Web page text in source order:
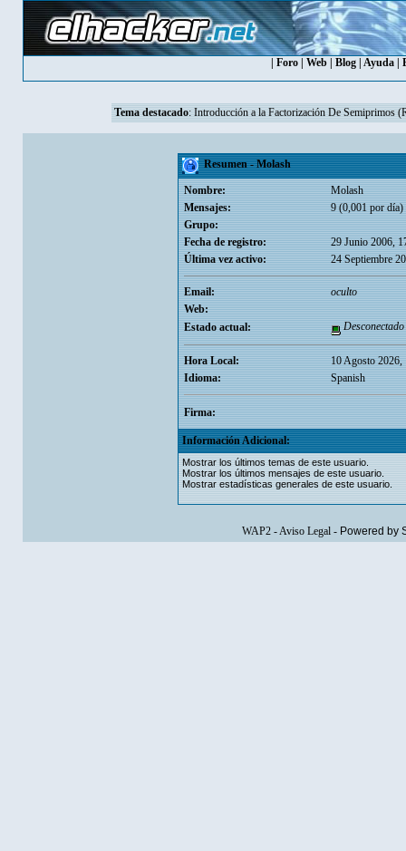
Foro| Web| Blog| Ayuda|
Tema destacado: Introducción a la Factorización De Semiprimos
Resumen - Molash
Nombre:
Molash
Mensajes:
9 (0,001 por día)
Grupo:
Fecha de registro:
29 Junio 2006,
Última vez activo:
24 Septiembre
Email:
oculto
Web:
Estado actual:
Desconectado
Hora Local:
10 Agosto 2026,
Idioma:
Spanish
Firma:
Información Adicional:
Mostrar los últimos temas de este usuario.
Mostrar los últimos mensajes de este usuario.
Mostrar estadísticas generales de este usuario.
WAP2-Aviso Legal- Powered by